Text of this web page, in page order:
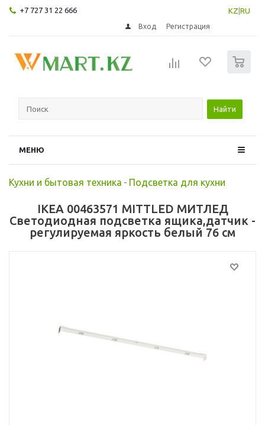
+7 727 31 22 666 KZ RU
Вход Регистрация
Найти
МЕНЮ
Кухни и бытовая техника - Подсветка для кухни
IKEA 00463571 MITTLED МИТЛЕД
Светодиодная подсветка ящика,датчик -
регулируемая яркость белый 76 см